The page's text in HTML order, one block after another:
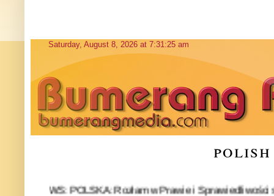
NEWS: POLSKA: Rozłam w Prawie i Sprawiedliwości stał